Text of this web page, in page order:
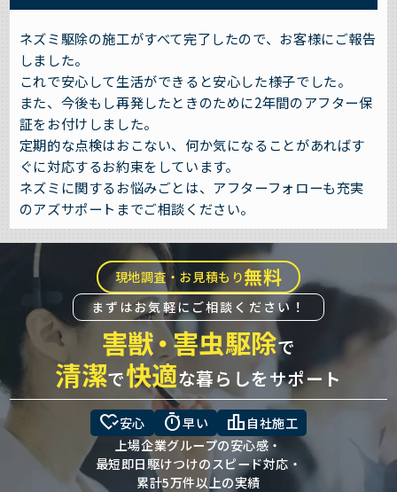
ネズミ駆除の施工がすべて完了したので、お客様にご報告
しました。
これで安心して生活ができると安心した様子でした。
また、今後もし再発したときのために2年間のアフター保
証をお付けしました。
定期的な点検はおこない、何か気になることがあればす
ぐに対応するお約束をしています。
ネズミに関するお悩みごとは、アフターフォローも充実
のアズサポートまでご相談ください。
現地調査・お見積もり無料
まずはお気軽にご相談ください！
害獣・害虫駆除で
清潔で快適な暮らしをサポート
heart_check安心 timer早い leaderboard 自社施工
上場企業グループの安心感・
最短即日駆けつけのスピード対応・
累計5万件以上の実績